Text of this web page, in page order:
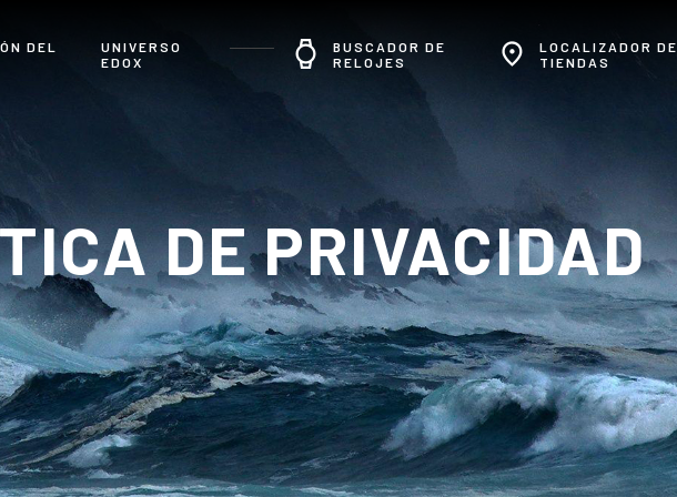
DEL
UNIVERSO
EDOX
BUSCADOR DE
RELOJES
LOCALIZADOR DE
TIENDAS
DE PRIVACIDAD